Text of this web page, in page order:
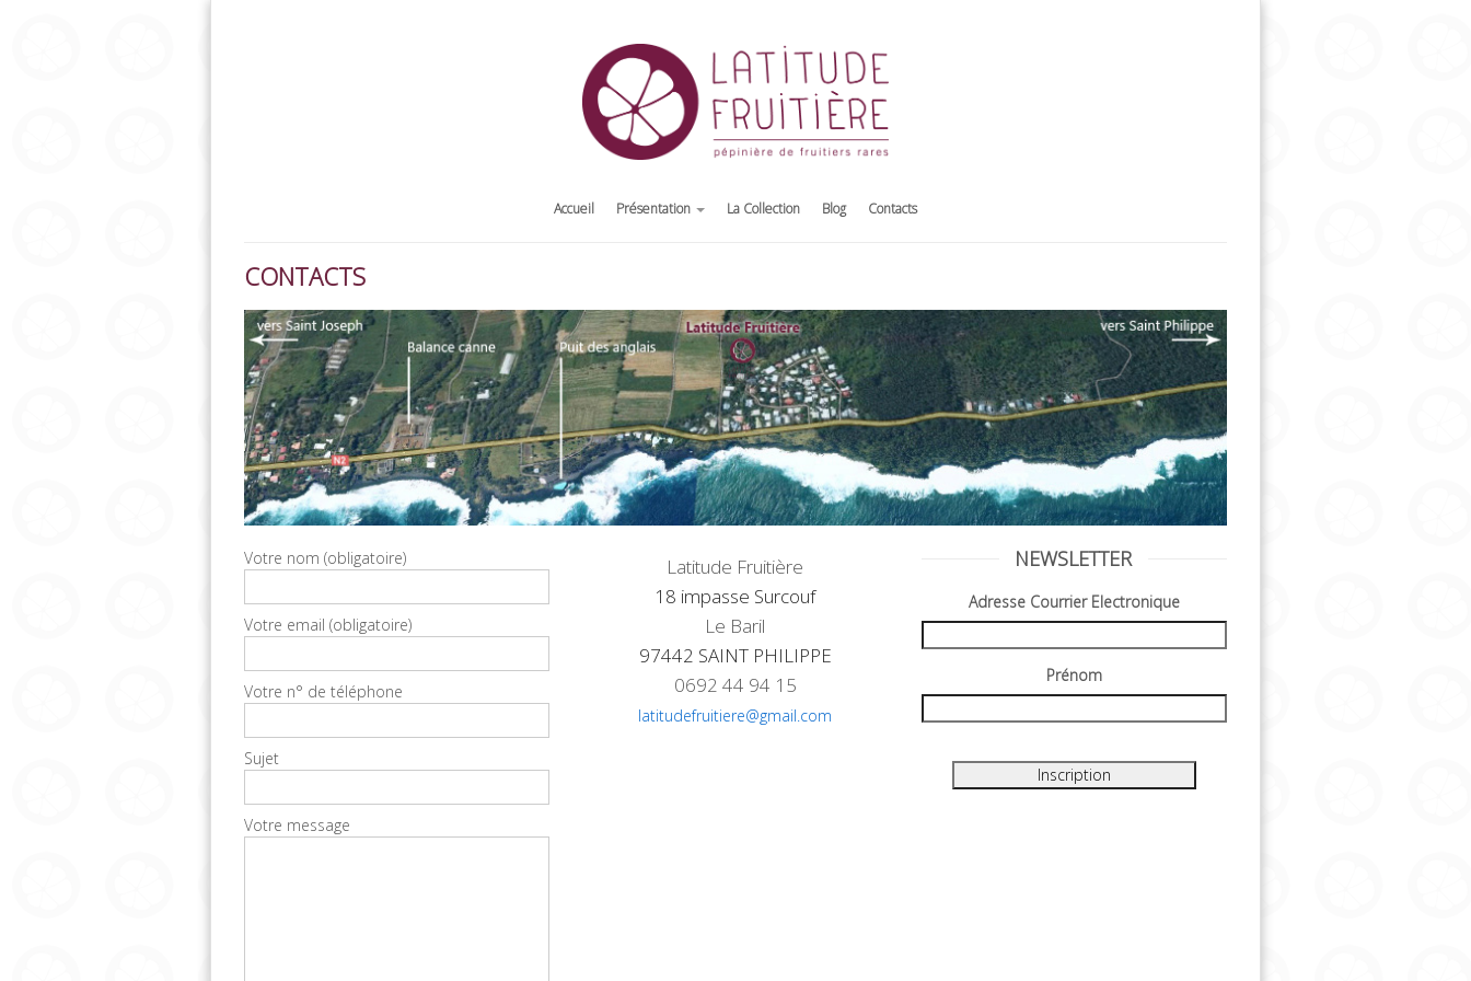
Accueil Présentation La Collection Blog Contacts
CONTACTS
Votre nom (obligatoire)
Votre email (obligatoire)
Votre n° de téléphone
Sujet
Votre message
Latitude Fruitière
18 impasse Surcouf
Le Baril
97442 SAINT PHILIPPE
0692 44 94 15
latitudefruitiere@gmail.com
NEWSLETTER
Adresse Courrier Electronique
Prénom